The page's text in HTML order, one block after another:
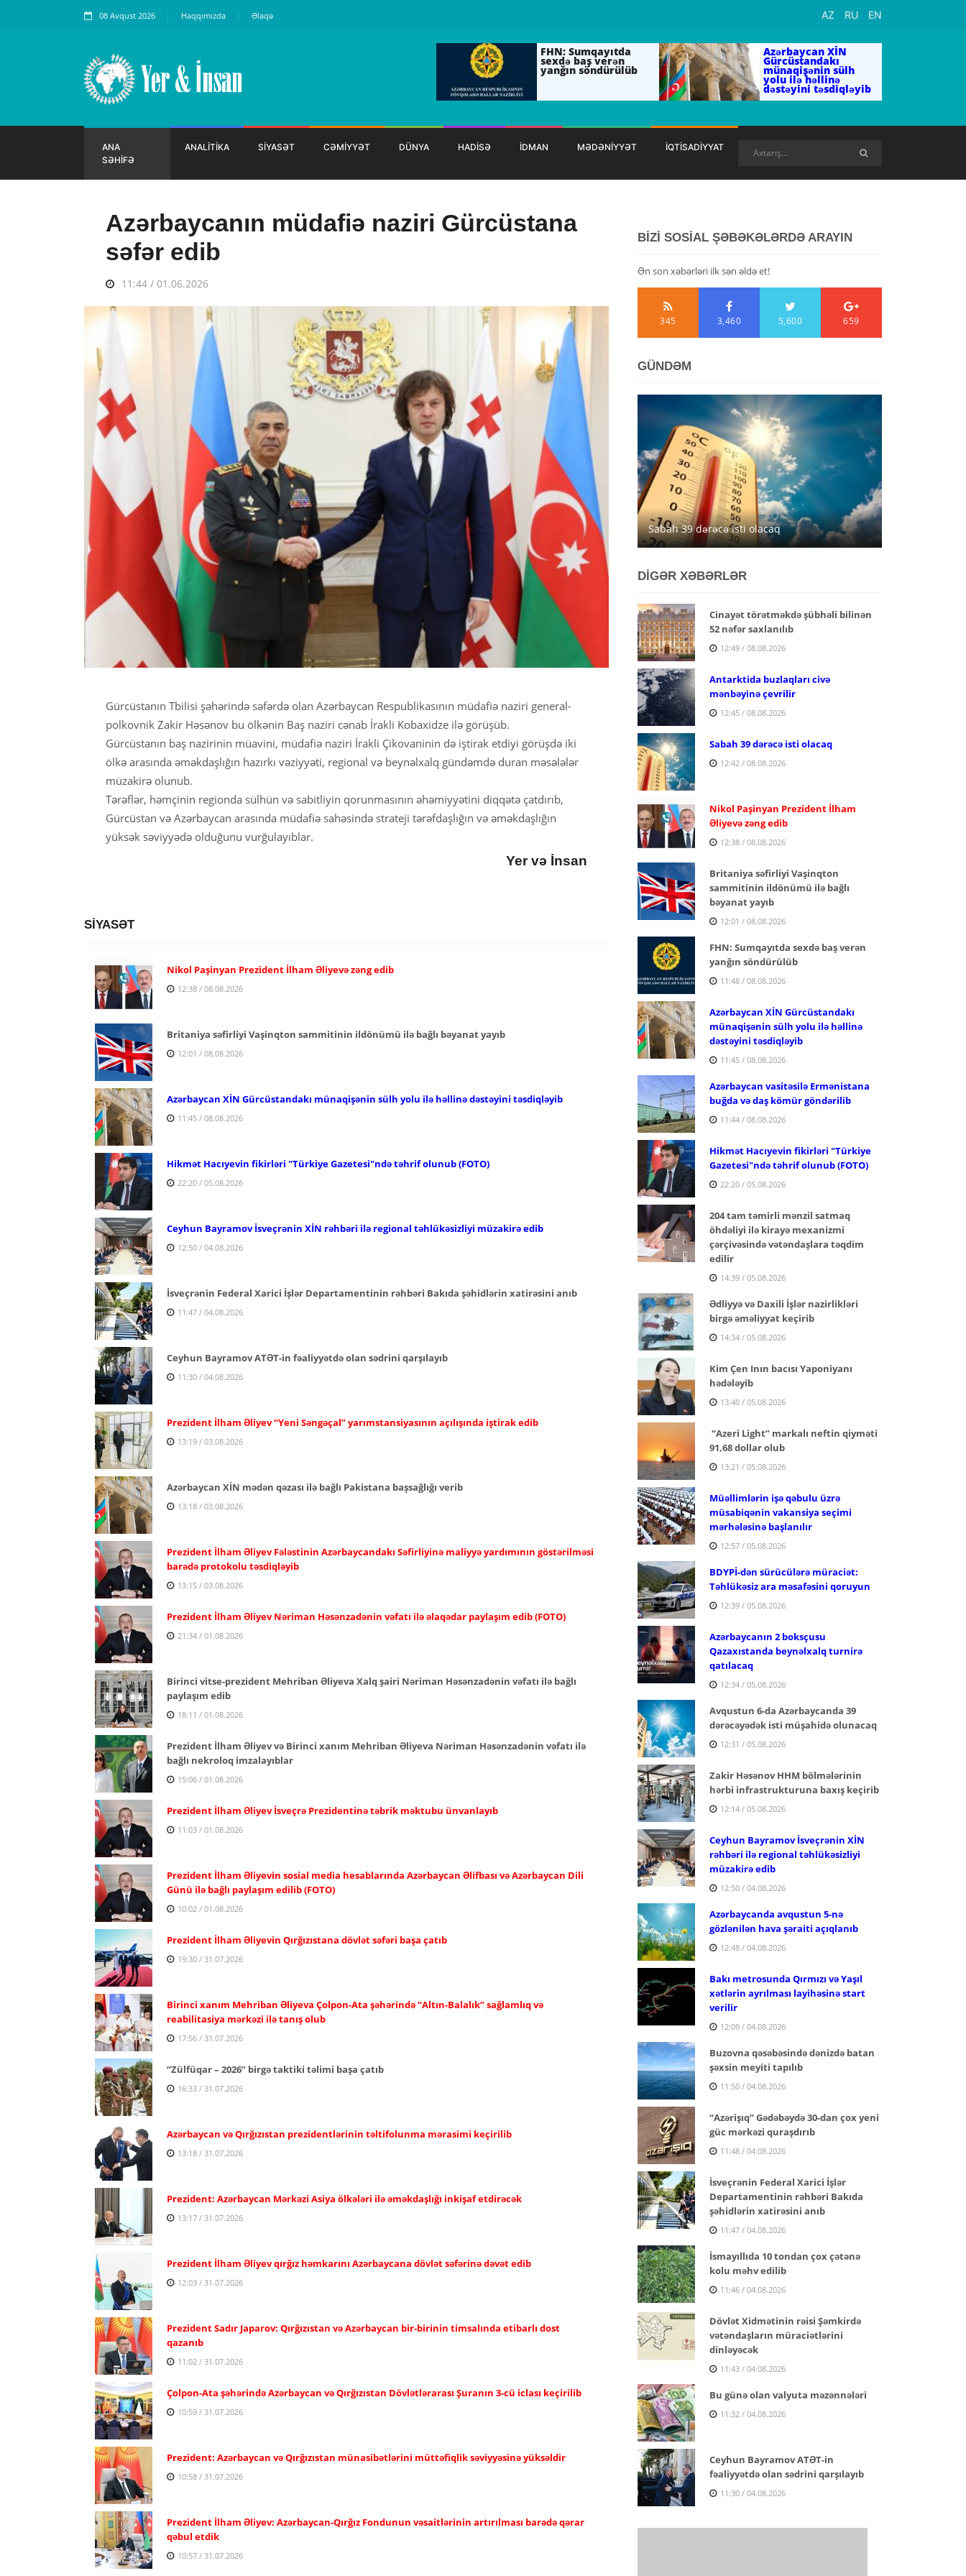
08 Avqust 2026 Haqqımızda Əlaqə AZ RU EN
FHN: Sumqayıtda
sexdə baş verən
yanğın söndürülüb
Azərbaycan XİN
Gürcüstandakı
münaqişənin sülh
yolu ilə həllinə
dəstəyini təsdiqləyib
ANA
SƏHİFƏ
ANALİTİKA SİYASƏT CƏMİYYƏT DÜNYA HADİSƏ İDMAN MƏDƏNİYYƏT İQTİSADİYYAT
Azərbaycanın müdafiə naziri Gürcüstana
səfər edib
11:44 / 01.06.2026
Gürcüstanın Tbilisi şəhərində səfərdə olan Azərbaycan Respublikasının müdafiə naziri general-
polkovnik Zakir Həsənov bu ölkənin Baş naziri cənab İrakli Kobaxidze ilə görüşüb.
Gürcüstanın baş nazirinin müavini, müdafiə naziri İrakli Çikovaninin də iştirak etdiyi görüşdə iki
ölkə arasında əməkdaşlığın hazırkı vəziyyəti, regional və beynəlxalq gündəmdə duran məsələlər
müzakirə olunub.
Tərəflər, həmçinin regionda sülhün və sabitliyin qorunmasının əhəmiyyətini diqqətə çatdırıb,
Gürcüstan və Azərbaycan arasında müdafiə sahəsində strateji tərəfdaşlığın və əməkdaşlığın
yüksək səviyyədə olduğunu vurğulayıblar.
Yer və İnsan
SİYASƏT
Nikol Paşinyan Prezident İlham Əliyevə zəng edib
12:38 / 08.08.2026
Britaniya səfirliyi Vaşinqton sammitinin ildönümü ilə bağlı bəyanat yayıb
12:01 / 08.08.2026
Azərbaycan XİN Gürcüstandakı münaqişənin sülh yolu ilə həllinə dəstəyini təsdiqləyib
11:45 / 08.08.2026
Hikmət Hacıyevin fikirləri "Türkiye Gazetesi"ndə təhrif olunub (FOTO)
22:20 / 05.08.2026
Ceyhun Bayramov İsveçrənin XİN rəhbəri ilə regional təhlükəsizliyi müzakirə edib
12:50 / 04.08.2026
İsveçrənin Federal Xarici İşlər Departamentinin rəhbəri Bakıda şəhidlərin xatirəsini anıb
11:47 / 04.08.2026
Ceyhun Bayramov ATƏT-in fəaliyyətdə olan sədrini qarşılayıb
11:30 / 04.08.2026
Prezident İlham Əliyev “Yeni Səngəçal” yarımstansiyasının açılışında iştirak edib
13:19 / 03.08.2026
Azərbaycan XİN mədən qəzası ilə bağlı Pakistana başsağlığı verib
13:18 / 03.08.2026
Prezident İlham Əliyev Fələstinin Azərbaycandakı Səfirliyinə maliyyə yardımının göstərilməsi
barədə protokolu təsdiqləyib
13:15 / 03.08.2026
Prezident İlham Əliyev Nəriman Həsənzadənin vəfatı ilə əlaqədar paylaşım edib (FOTO)
21:34 / 01.08.2026
Birinci vitse-prezident Mehriban Əliyeva Xalq şairi Nəriman Həsənzadənin vəfatı ilə bağlı
paylaşım edib
18:11 / 01.08.2026
Prezident İlham Əliyev və Birinci xanım Mehriban Əliyeva Nəriman Həsənzadənin vəfatı ilə
bağlı nekroloq imzalayıblar
15:06 / 01.08.2026
Prezident İlham Əliyev İsveçrə Prezidentinə təbrik məktubu ünvanlayıb
11:03 / 01.08.2026
Prezident İlham Əliyevin sosial media hesablarında Azərbaycan Əlifbası və Azərbaycan Dili
Günü ilə bağlı paylaşım edilib (FOTO)
10:02 / 01.08.2026
Prezident İlham Əliyevin Qırğızıstana dövlət səfəri başa çatıb
19:30 / 31.07.2026
Birinci xanım Mehriban Əliyeva Çolpon-Ata şəhərində “Altın-Balalık” sağlamlıq və
reabilitasiya mərkəzi ilə tanış olub
17:56 / 31.07.2026
“Zülfüqar – 2026” birgə taktiki təlimi başa çatıb
16:33 / 31.07.2026
Azərbaycan və Qırğızıstan prezidentlərinin təltifolunma mərasimi keçirilib
13:18 / 31.07.2026
Prezident: Azərbaycan Mərkəzi Asiya ölkələri ilə əməkdaşlığı inkişaf etdirəcək
13:17 / 31.07.2026
Prezident İlham Əliyev qırğız həmkarını Azərbaycana dövlət səfərinə dəvət edib
12:03 / 31.07.2026
Prezident Sadır Japarov: Qırğızıstan və Azərbaycan bir-birinin timsalında etibarlı dost
qazanıb
11:02 / 31.07.2026
Çolpon-Ata şəhərində Azərbaycan və Qırğızıstan Dövlətlərarası Şuranın 3-cü iclası keçirilib
10:59 / 31.07.2026
Prezident: Azərbaycan və Qırğızıstan münasibətlərini müttəfiqlik səviyyəsinə yüksəldir
10:58 / 31.07.2026
Prezident İlham Əliyev: Azərbaycan-Qırğız Fondunun vəsaitlərinin artırılması barədə qərar
qəbul etdik
10:57 / 31.07.2026
BİZİ SOSİAL ŞƏBƏKƏLƏRDƏ ARAYIN
Ən son xəbərləri ilk sən əldə et!
345 3,460 5,600 659
GÜNDƏM
Sabah 39 dərəcə isti olacaq
DİGƏR XƏBƏRLƏR
Cinayət törətməkdə şübhəli bilinən
52 nəfər saxlanılıb
12:49 / 08.08.2026
Antarktida buzlaqları civə
mənbəyinə çevrilir
12:45 / 08.08.2026
Sabah 39 dərəcə isti olacaq
12:42 / 08.08.2026
Nikol Paşinyan Prezident İlham
Əliyevə zəng edib
12:38 / 08.08.2026
Britaniya səfirliyi Vaşinqton
sammitinin ildönümü ilə bağlı
bəyanat yayıb
12:01 / 08.08.2026
FHN: Sumqayıtda sexdə baş verən
yanğın söndürülüb
11:48 / 08.08.2026
Azərbaycan XİN Gürcüstandakı
münaqişənin sülh yolu ilə həllinə
dəstəyini təsdiqləyib
11:45 / 08.08.2026
Azərbaycan vasitəsilə Ermənistana
buğda və daş kömür göndərilib
11:44 / 08.08.2026
Hikmət Hacıyevin fikirləri "Türkiye
Gazetesi"ndə təhrif olunub (FOTO)
22:20 / 05.08.2026
204 tam təmirli mənzil satmaq
öhdəliyi ilə kirayə mexanizmi
çərçivəsində vətəndaşlara təqdim
edilir
14:39 / 05.08.2026
Ədliyyə və Daxili İşlər nazirlikləri
birgə əməliyyat keçirib
14:34 / 05.08.2026
Kim Çen Inın bacısı Yaponiyanı
hədələyib
13:40 / 05.08.2026
“Azeri Light” markalı neftin qiyməti
91,68 dollar olub
13:21 / 05.08.2026
Müəllimlərin işə qəbulu üzrə
müsabiqənin vakansiya seçimi
mərhələsinə başlanılır
12:57 / 05.08.2026
BDYPİ-dən sürücülərə müraciət:
Təhlükəsiz ara məsafəsini qoruyun
12:39 / 05.08.2026
Azərbaycanın 2 boksçusu
Qazaxıstanda beynəlxalq turnirə
qatılacaq
12:34 / 05.08.2026
Avqustun 6-da Azərbaycanda 39
dərəcəyədək isti müşahidə olunacaq
12:31 / 05.08.2026
Zakir Həsənov HHM bölmələrinin
hərbi infrastrukturuna baxış keçirib
12:14 / 05.08.2026
Ceyhun Bayramov İsveçrənin XİN
rəhbəri ilə regional təhlükəsizliyi
müzakirə edib
12:50 / 04.08.2026
Azərbaycanda avqustun 5-nə
gözlənilən hava şəraiti açıqlanıb
12:48 / 04.08.2026
Bakı metrosunda Qırmızı və Yaşıl
xətlərin ayrılması layihəsinə start
verilir
12:09 / 04.08.2026
Buzovna qəsəbəsində dənizdə batan
şəxsin meyiti tapılıb
11:50 / 04.08.2026
“Azərişıq” Gədəbəydə 30-dan çox yeni
güc mərkəzi quraşdırıb
11:48 / 04.08.2026
İsveçrənin Federal Xarici İşlər
Departamentinin rəhbəri Bakıda
şəhidlərin xatirəsini anıb
11:47 / 04.08.2026
İsmayıllıda 10 tondan çox çətənə
kolu məhv edilib
11:46 / 04.08.2026
Dövlət Xidmətinin rəisi Şəmkirdə
vətəndaşların müraciətlərini
dinləyəcək
11:43 / 04.08.2026
Bu günə olan valyuta məzənnələri
11:32 / 04.08.2026
Ceyhun Bayramov ATƏT-in
fəaliyyətdə olan sədrini qarşılayıb
11:30 / 04.08.2026